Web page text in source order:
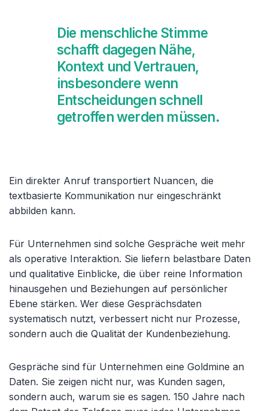
Die menschliche Stimme
schafft dagegen Nähe,
Kontext und Vertrauen,
insbesondere wenn
Entscheidungen schnell
getroffen werden müssen.
Ein direkter Anruf transportiert Nuancen, die
textbasierte Kommunikation nur eingeschränkt
abbilden kann.
Für Unternehmen sind solche Gespräche weit mehr
als operative Interaktion. Sie liefern belastbare Daten
und qualitative Einblicke, die über reine Information
hinausgehen und Beziehungen auf persönlicher
Ebene stärken. Wer diese Gesprächsdaten
systematisch nutzt, verbessert nicht nur Prozesse,
sondern auch die Qualität der Kundenbeziehung.
Gespräche sind für Unternehmen eine Goldmine an
Daten. Sie zeigen nicht nur, was Kunden sagen,
sondern auch, warum sie es sagen. 150 Jahre nach